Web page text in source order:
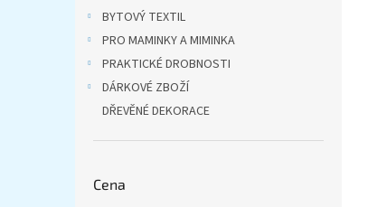
BYTOVÝ TEXTIL
PRO MAMINKY A MIMINKA
PRAKTICKÉ DROBNOSTI
DÁRKOVÉ ZBOŽÍ
DŘEVĚNÉ DEKORACE
Cena